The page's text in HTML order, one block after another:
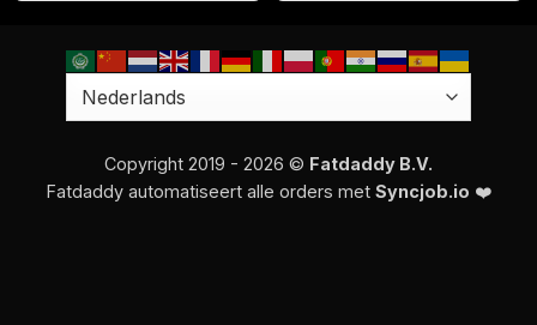
Copyright 2019 - 2026 © Fatdaddy B.V.
Fatdaddy automatiseert alle orders met Syncjob.io ❤️